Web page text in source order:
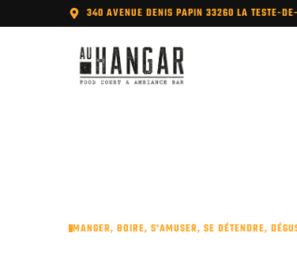
340 AVENUE DENIS PAPIN 33260 LA TESTE-
MANGER, BOIRE, S'AMUSER, SE DÉTENDRE,